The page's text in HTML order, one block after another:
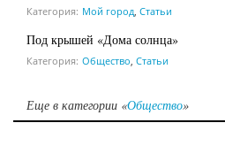
Категория: Мой город, Статьи
Под крышей «Дома солнца»
Категория: Общество, Статьи
Еще в категории «Общество»